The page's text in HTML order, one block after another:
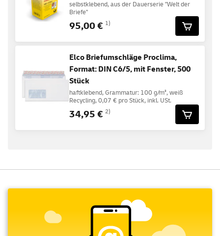
selbstklebend, aus der Dauerserie "Welt der
Briefe"
95,00 € 1)
Elco Briefumschläge Proclima,
Format: DIN C6/5, mit Fenster, 500
Stück
haftklebend, Grammatur: 100 g/m², weiß
Recycling, 0,07 € pro Stück, inkl. USt.
34,95 € 2)